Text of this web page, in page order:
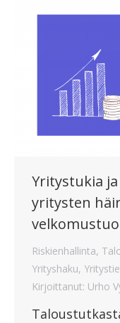
Yritystukia
yritysten
Riskienhallinta,
Yrityshaku,
Kirjoittanut: Urho